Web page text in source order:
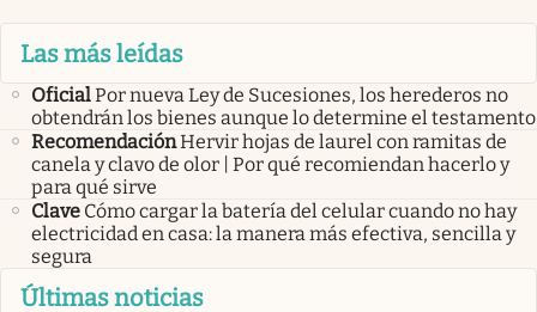
Las más leídas
OficialPor nueva Ley de Sucesiones, los herederos no
obtendrán los bienes aunque lo determine el testamento
RecomendaciónHervir hojas de laurel con ramitas de
canela y clavo de olor | Por qué recomiendan hacerlo y
para qué sirve
Clave Cómo cargar la batería del celular cuando no hay
electricidad en casa: la manera más efectiva, sencilla y
segura
Últimas noticias